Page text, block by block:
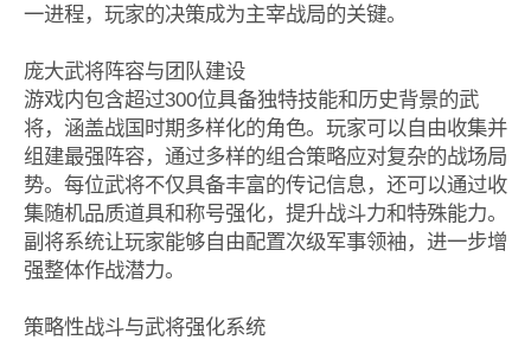
一进程，玩家的决策成为主宰战局的关键。
庞大武将阵容与团队建设
游戏内包含超过300位具备独特技能和历史背景的武
将，涵盖战国时期多样化的角色。玩家可以自由收集并
组建最强阵容，通过多样的组合策略应对复杂的战场局
势。每位武将不仅具备丰富的传记信息，还可以通过收
集随机品质道具和称号强化，提升战斗力和特殊能力。
副将系统让玩家能够自由配置次级军事领袖，进一步增
强整体作战潜力。
策略性战斗与武将强化系统